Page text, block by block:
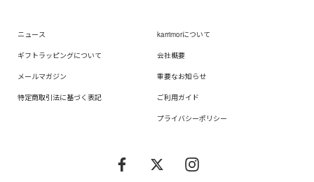
ニュース
ギフトラッピングについて
メールマガジン
特定商取引法に基づく表記
karrimorについて
会社概要
重要なお知らせ
ご利用ガイド
プライバシーポリシー